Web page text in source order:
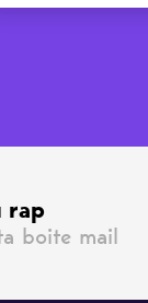
rap
boite mail